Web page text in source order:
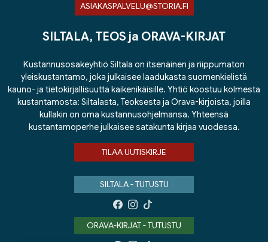
ASIAKASPALVELU@STORIA.FI
SILTALA, TEOS ja ORAVA-KIRJAT
Kustannusosakeyhtiö Siltala on itsenäinen ja riippumaton
yleiskustantamo, joka julkaisee laadukasta suomenkielistä
kauno- ja tietokirjallisuutta kaikenikäisille. Yhtiö koostuu kolmesta
kustantamosta: Siltalasta, Teoksesta ja Orava-kirjoista, joilla
kullakin on oma kustannusohjelmansa. Yhteensä
kustantamoperhe julkaisee satakunta kirjaa vuodessa.
TILAA UUTISKIRJE
SILTALA - TUTUSTU
ORAVA-KIRJAT - TUTUSTU